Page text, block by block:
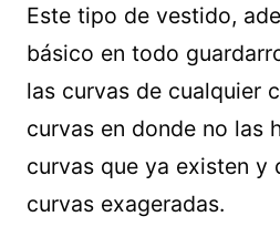
Este tipo de vestido,
básico en todo
las curvas de cualquier
curvas en donde no las
curvas que ya existen y
curvas exageradas.